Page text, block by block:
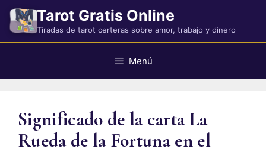
Saltar
contenido
Tarot Gratis Online
Tiradas de tarot certeras sobre amor, trabajo y dinero
Menú
Significado de la carta La
Rueda de la Fortuna en el